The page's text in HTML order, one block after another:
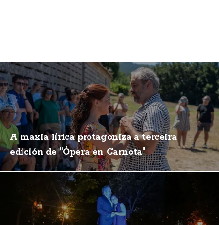
A maxia lírica protagoniza a terceira
edición de "Ópera en Carnota"